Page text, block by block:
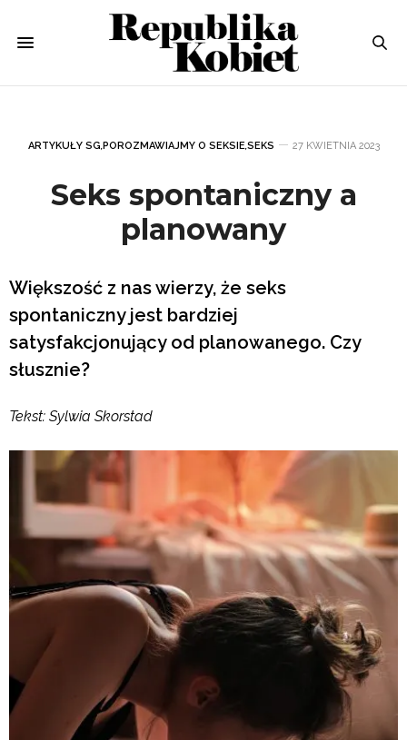
ARTYKUŁY SG,POROZMAWIAJMY O SEKSIE,SEKS 27 KWIETNIA 2023
Seks spontaniczny a
planowany
Większość z nas wierzy, że seks
spontaniczny jest bardziej
satysfakcjonujący od planowanego. Czy
słusznie?
Tekst: Sylwia Skorstad